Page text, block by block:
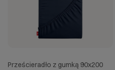
Prześcieradło z gumką 90x200